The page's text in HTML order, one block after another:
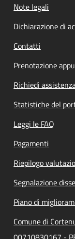
Note legali
Dichiarazione di
Contatti
Prenotazione
Richiedi
Statistiche del
Leggi le FAQ
Pagamenti
Riepilogo
Segnalazione
Piano di
Comune di